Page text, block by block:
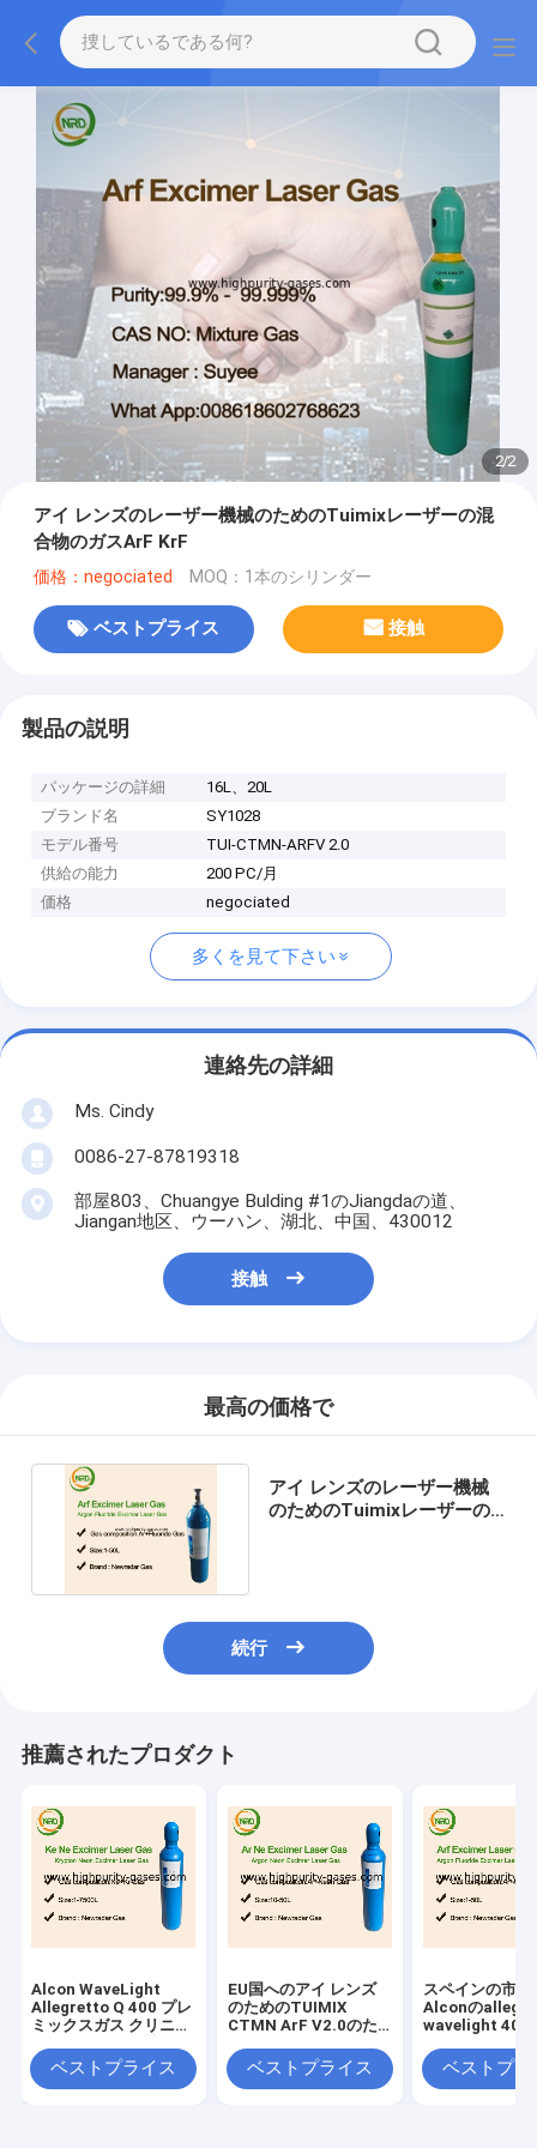
2/2
アイ レンズのレーザー機械のためのTuimixレーザーの混
合物のガスArF KrF
価格：negociated MOQ：1本のシリンダー
ベストプライス 接触
製品の説明
パッケージの詳細
16L、20L
ブランド名
SY1028
モデル番号
TUI-CTMN-ARFV 2.0
供給の能力
200 PC/月
価格
negociated
多くを見て下さい
連絡先の詳細
Ms. Cindy
0086-27-87819318
部屋803、Chuangye Bulding #1のJiangdaの道、
Jiangan地区、ウーハン、湖北、中国、430012
接触
最高の価格で
アイ レンズのレーザー機械
のためのTuimixレーザーの
続行
推薦されたプロダクト
Alcon WaveLight
Allegretto Q 400 プレ
ミックスガス クリニッ
ベストプライス
EU国へのアイ レンズ
のためのTUIMIX
CTMN ArF V2.0のた
ガスベストプライス
スペインの市場
Alconの
wavelight
ベストプラ